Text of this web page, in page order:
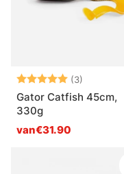
Beoordeling:
(3)
Gator Catfish 45cm,
330g
van€31.90